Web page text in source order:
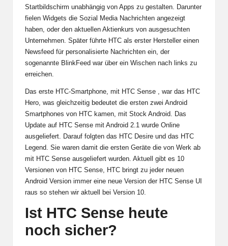
Startbildschirm unabhängig von Apps zu gestalten. Darunter
fielen Widgets die Sozial Media Nachrichten angezeigt
haben, oder den aktuellen Aktienkurs von ausgesuchten
Unternehmen. Später führte HTC als erster Hersteller einen
Newsfeed für personalisierte Nachrichten ein, der
sogenannte BlinkFeed war über ein Wischen nach links zu
erreichen.
Das erste HTC-Smartphone, mit HTC Sense , war das HTC
Hero, was gleichzeitig bedeutet die ersten zwei Android
Smartphones von HTC kamen, mit Stock Android. Das
Update auf HTC Sense mit Android 2.1 wurde Online
ausgeliefert. Darauf folgten das HTC Desire und das HTC
Legend. Sie waren damit die ersten Geräte die von Werk ab
mit HTC Sense ausgeliefert wurden. Aktuell gibt es 10
Versionen von HTC Sense, HTC bringt zu jeder neuen
Android Version immer eine neue Version der HTC Sense UI
raus so stehen wir aktuell bei Version 10.
Ist HTC Sense heute
noch sicher?